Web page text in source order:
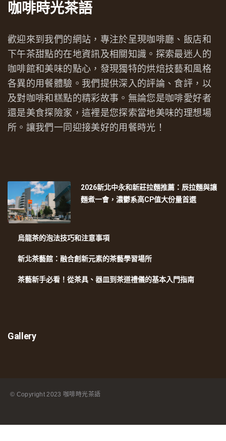
咖啡時光茶語
歡迎來到我們的網站，專注於呈現咖啡廳、飯店和
下午茶甜點的在地資訊及相關知識。探索最迷人的
咖啡館和美味的點心，發現獨特的烘焙技藝和風格
各異的用餐體驗。我們提供深入的評論、食評，以
及對咖啡和糕點的精彩故事。無論您是咖啡愛好者
還是美食探險家，這裡是您探索當地美味的理想場
所。讓我們一同迎接美好的用餐時光！
2026新北中永和新莊拉麵推薦：辰拉麵與讓
麵煮一會，濃鬱系高CP值大份量首選
烏龍茶的泡法技巧和注意事項
新北茶藝館：融合創新元素的茶藝學習場所
茶藝新手必看！從茶具、器皿到茶道禮儀的基本入門指南
Gallery
© Copyright2023 咖啡時光茶語